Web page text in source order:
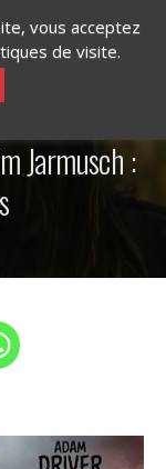
Jarmusch :
vous acceptez
de visite.